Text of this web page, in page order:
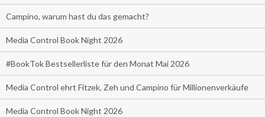
Campino, warum hast du das gemacht?
Media Control Book Night 2026
#BookTok Bestsellerliste für den Monat Mai 2026
Media Control ehrt Fitzek, Zeh und Campino für Millionenverkäufe
Media Control Book Night 2026